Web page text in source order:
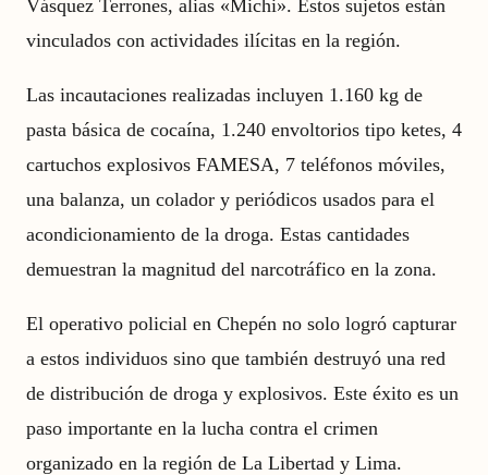
Vásquez Terrones, alias «Michi». Estos sujetos están
vinculados con actividades ilícitas en la región.
Las incautaciones realizadas incluyen 1.160 kg de
pasta básica de cocaína, 1.240 envoltorios tipo ketes, 4
cartuchos explosivos FAMESA, 7 teléfonos móviles,
una balanza, un colador y periódicos usados para el
acondicionamiento de la droga. Estas cantidades
demuestran la magnitud del narcotráfico en la zona.
El operativo policial en Chepén no solo logró capturar
a estos individuos sino que también destruyó una red
de distribución de droga y explosivos. Este éxito es un
paso importante en la lucha contra el crimen
organizado en la región de La Libertad y Lima.